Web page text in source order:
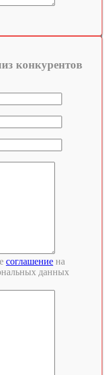
конкурентов
соглашение на
данных